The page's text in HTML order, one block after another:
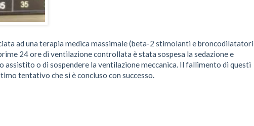
ad una terapia medica massimale (beta-2 stimolanti e broncodilatatori
24 ore di ventilazione controllata è stata sospesa la sedazione e
assistito o di sospendere la ventilazione meccanica. Il fallimento di questi
tentativo che si è concluso con successo.